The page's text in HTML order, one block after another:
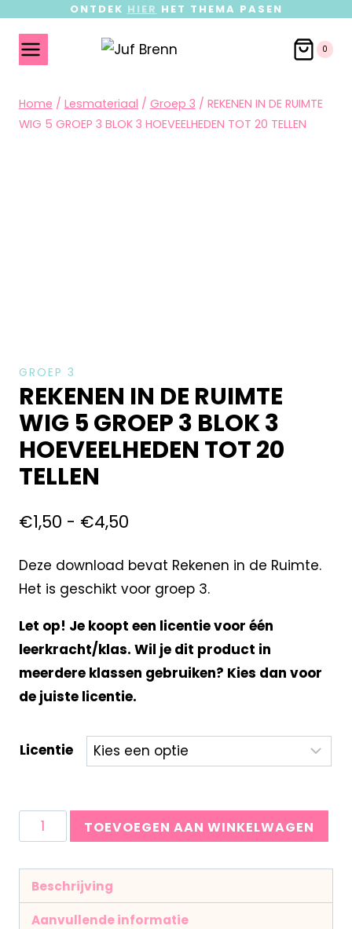
ONTDEK HIER HET THEMA PASEN
0
Home / Lesmateriaal / Groep 3 / REKENEN IN DE RUIMTE
WIG 5 GROEP 3 BLOK 3 HOEVEELHEDEN TOT 20 TELLEN
GROEP 3
REKENEN IN DE RUIMTE
WIG 5 GROEP 3 BLOK 3
HOEVEELHEDEN TOT 20
TELLEN
€1,50 - €4,50
Deze download bevat Rekenen in de Ruimte.
Het is geschikt voor groep 3.
Let op! Je koopt een licentie voor één
leerkracht/klas. Wil je dit product in
meerdere klassen gebruiken? Kies dan voor
de juiste licentie.
Licentie
TOEVOEGEN AAN WINKELWAGEN
Beschrijving
Aanvullende informatie